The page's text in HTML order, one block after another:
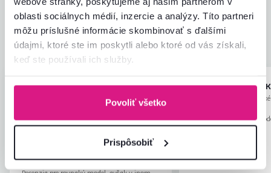
oblasti sociálnych médií, inzercie a analýzy. Títo partneri
môžu príslušné informácie skombinovať s ďalšími
údajmi, ktoré ste im poskytli alebo ktoré od vás získali,
keď ste používali ich služby.
Povoliť všetko
Prispôsobiť
Zodpovedá očakávaniam
4,2
Zabalenie výrobku
4,7
Pomer hodnoty a ceny
4,1
Robertina S.
12.9.2023, Stari Trg Pri
4.8hviezdičky
Veľmi kvalitná konštrukcia a vzhľad
postele. Jediná pripomienka je, že
spodná časť lamiel sa pohybuje, lamely
sú trochu príliš krátke na šírku a ledva
Alexandra
25.1.2024,
Recenzia pre rovnaký